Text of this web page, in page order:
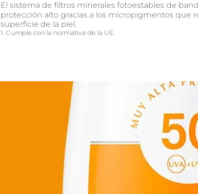
El sistema de filtros minerales fotoestables de
protección alto gracias a los micropigmentos que
superficie de la piel.
1. Cumple con la normativa de la UE.